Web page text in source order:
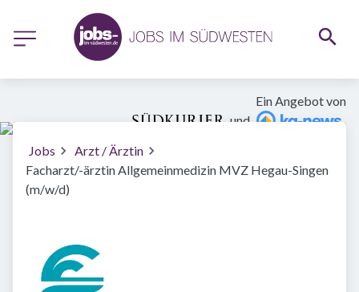
Ein Angebot von
und
Jobs
Arzt / Ärztin
Facharzt/-ärztin Allgemeinmedizin MVZ Hegau-Singen
(m/w/d)